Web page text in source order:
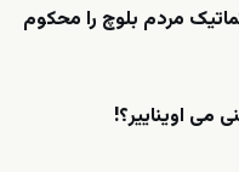
مردم بلوچ را محکوم
می اویناییر؟!